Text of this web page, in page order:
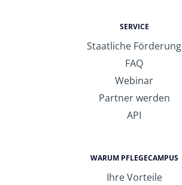
SERVICE
Staatliche Förderung
FAQ
Webinar
Partner werden
API
WARUM PFLEGECAMPUS
Ihre Vorteile